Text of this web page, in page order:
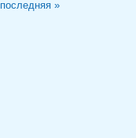
последняя »